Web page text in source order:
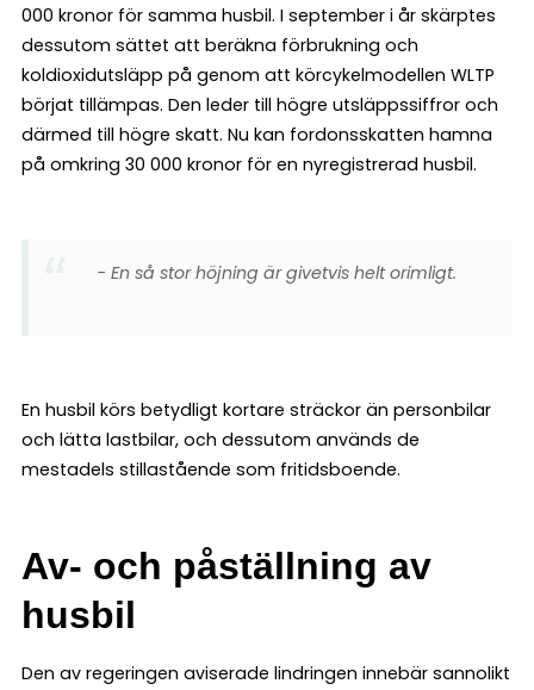
000 kronor för samma husbil. I september i år skärptes
dessutom sättet att beräkna förbrukning och
koldioxidutsläpp på genom att körcykelmodellen WLTP
börjat tillämpas. Den leder till högre utsläppssiffror och
därmed till högre skatt. Nu kan fordonsskatten hamna
på omkring 30 000 kronor för en nyregistrerad husbil.
− En så stor höjning är givetvis helt orimligt.
En husbil körs betydligt kortare sträckor än personbilar
och lätta lastbilar, och dessutom används de
mestadels stillastående som fritidsboende.
Av- och påställning av
husbil
Den av regeringen aviserade lindringen innebär sannolikt